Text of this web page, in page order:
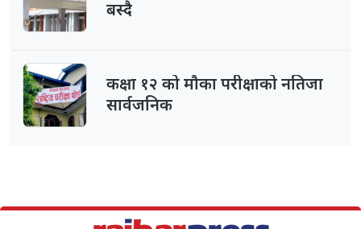
बस्दै
कक्षा १२ को मौका परीक्षाको नतिजा
सार्वजनिक